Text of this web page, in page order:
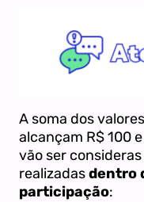
A soma dos
alcançam R$ 100
vão ser
realizadasdentro
participação: